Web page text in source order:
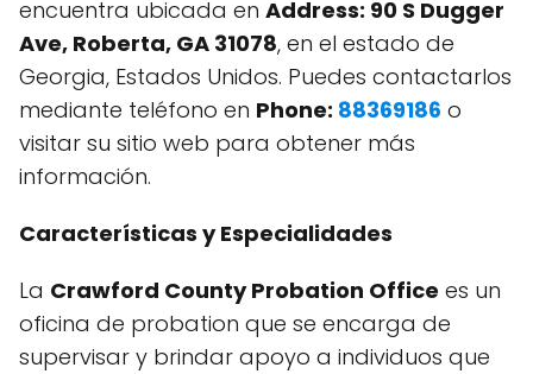
encuentra ubicada en Address: 90 S Dugger
Ave, Roberta, GA 31078, en el estado de
Georgia, Estados Unidos. Puedes contactarlos
mediante teléfono en Phone: 88369186 o
visitar su sitio web para obtener más
información.
Características y Especialidades
La Crawford County Probation Office es un
oficina de probation que se encarga de
supervisar y brindar apoyo a individuos que